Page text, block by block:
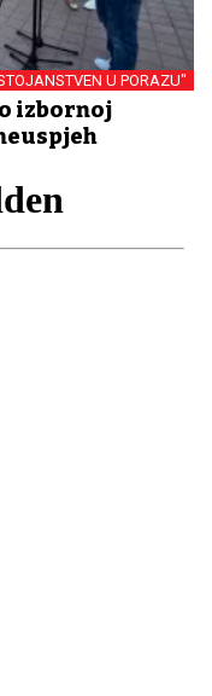
U PORAZU"
izbornoj